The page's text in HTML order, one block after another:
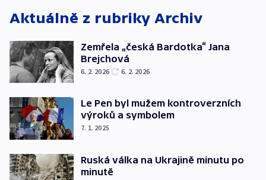
Aktuálně z rubriky Archiv
Zemřela „česká Bardotka“ Jana
Brejchová
6. 2. 2026 6. 2. 2026
Le Pen byl mužem kontroverzních
výroků a symbolem
7. 1. 2025
Ruská válka na Ukrajině minutu po
minutě